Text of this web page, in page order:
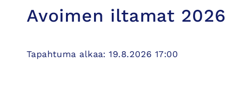
Avoimen iltamat 2026
Tapahtuma alkaa: 19.8.2026 17:00